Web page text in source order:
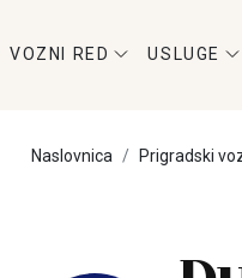
VOZNI RED USLUGE
Naslovnica Prigradski